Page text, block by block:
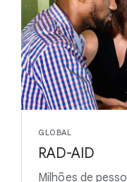
GLOBAL
RAD-AID
Milhões de